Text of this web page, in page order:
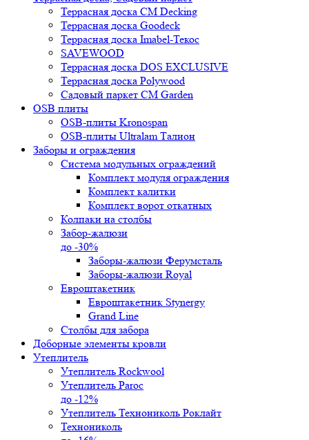
Террасная доска CM Decking
Террасная доска Goodeck
Террасная доска Imabel-Текос
SAVEWOOD
Террасная доска DOS EXCLUSIVE
Террасная доска Polywood
Садовый паркет CM Garden
OSB плиты
OSB-плиты Kronospan
OSB-плиты Ultralam Талион
Заборы и ограждения
Система модульных ограждений
Комплект модуля ограждения
Комплект калитки
Комплект ворот откатных
Колпаки на столбы
Забор-жалюзи
до -30%
Заборы-жалюзи Ферумсталь
Заборы-жалюзи Royal
Евроштакетник
Евроштакетник Stynergy
Grand Line
Столбы для забора
Доборные элементы кровли
Утеплитель
Утеплитель Rockwool
Утеплитель Paroc
до -12%
Утеплитель Технониколь Роклайт
Технониколь